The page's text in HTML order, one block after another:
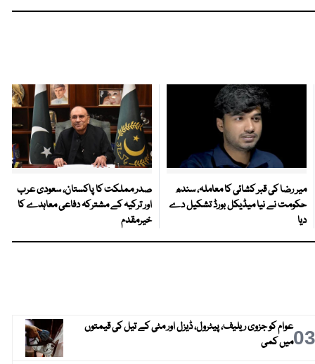
میر رضا کی قبر کشائی کا معاملہ، سندھ
حکومت نے نیا میڈیکل بورڈ تشکیل دے
دیا
صدر مملکت کا پاکستان، سعودی عرب
اور ترکیہ کے مشترکہ دفاعی معاہدے کا
خیرمقدم
03عوام کو جزوی ریلیف، پیٹرول، ڈیزل اور مٹی کے تیل کی قیمتوں
میں کمی